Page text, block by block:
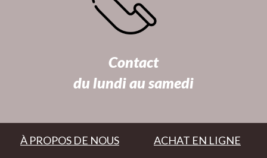
Contact
du lundi au samedi
À PROPOS DE NOUS ACHAT EN LIGNE